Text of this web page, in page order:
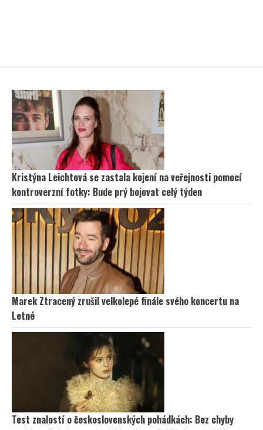
Kristýna Leichtová se zastala kojení na veřejnosti pomocí
kontroverzní fotky: Bude prý bojovat celý týden
Marek Ztracený zrušil velkolepé finále svého koncertu na
Letné
Test znalostí o československých pohádkách: Bez chyby